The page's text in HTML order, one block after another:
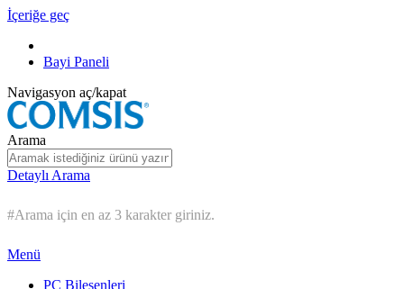
İçeriğe geç
Bayi Paneli
Navigasyon aç/kapat
Arama
Detaylı Arama
#Arama için en az 3 karakter giriniz.
Menü
PC Bileşenleri